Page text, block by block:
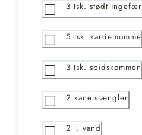
3 tsk. stødt ingefær
5 tsk. kardemomme
3 tsk. spidskommen
2 kanelstængler
2 l. vand